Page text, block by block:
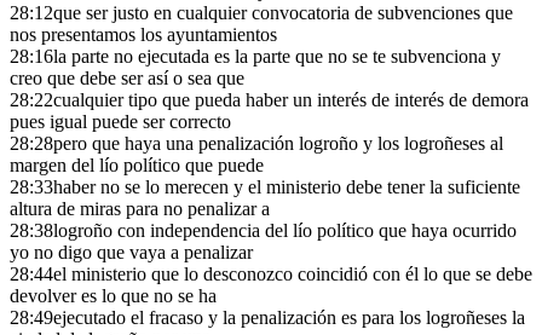
28:12que ser justo en cualquier convocatoria de subvenciones que
nos presentamos los ayuntamientos
28:16la parte no ejecutada es la parte que no se te subvenciona y
creo que debe ser así o sea que
28:22cualquier tipo que pueda haber un interés de interés de demora
pues igual puede ser correcto
28:28pero que haya una penalización logroño y los logroñeses al
margen del lío político que puede
28:33haber no se lo merecen y el ministerio debe tener la suficiente
altura de miras para no penalizar a
28:38logroño con independencia del lío político que haya ocurrido
yo no digo que vaya a penalizar
28:44el ministerio que lo desconozco coincidió con él lo que se debe
devolver es lo que no se ha
28:49ejecutado el fracaso y la penalización es para los logroñeses la